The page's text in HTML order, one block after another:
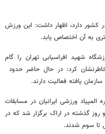
کشور دارد، اظهار داشت: این ورزش
به آن اختصاص یابد.
شهید افراسیابی تهران را گام
ورزشی ایرانیان در مسابقات
روز گذشته در اراک برگزار شد که در
تا سوم شدند.